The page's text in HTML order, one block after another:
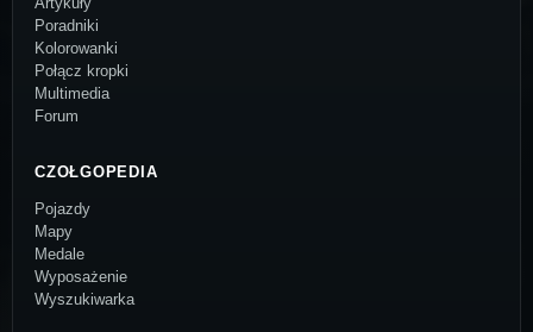
Poradniki
Kolorowanki
Połącz kropki
Multimedia
Forum
CZOŁGOPEDIA
Pojazdy
Mapy
Medale
Wyposażenie
Wyszukiwarka